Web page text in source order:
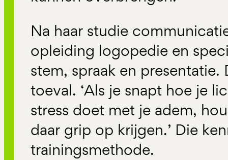
Na haar studie
opleiding logopedie en
stem, spraak en
toeval. ‘Als je snapt hoe je
stress doet met je adem,
daar grip op krijgen.’ Die
trainingsmethode.